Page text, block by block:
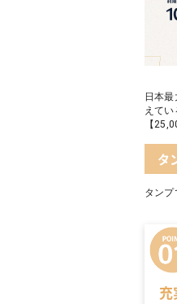
日本
えて
【
タ
タン